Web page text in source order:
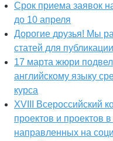
Срок приема заявок
до 10 апреля
Дорогие друзья! Мы
статей для
17 марта жюри
английскому языку
курса
XVIII Всероссийский
проектов и проектов
направленных на